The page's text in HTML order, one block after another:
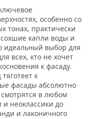
особенно со
тонах, практически
капли воды и
идеальный выбор для
всех, кто не хочет
к фасаду.
к
фасады абсолютно
в любом
и неоклассики до
и лаконичного